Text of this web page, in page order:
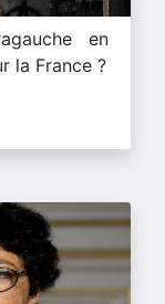
en
la France ?